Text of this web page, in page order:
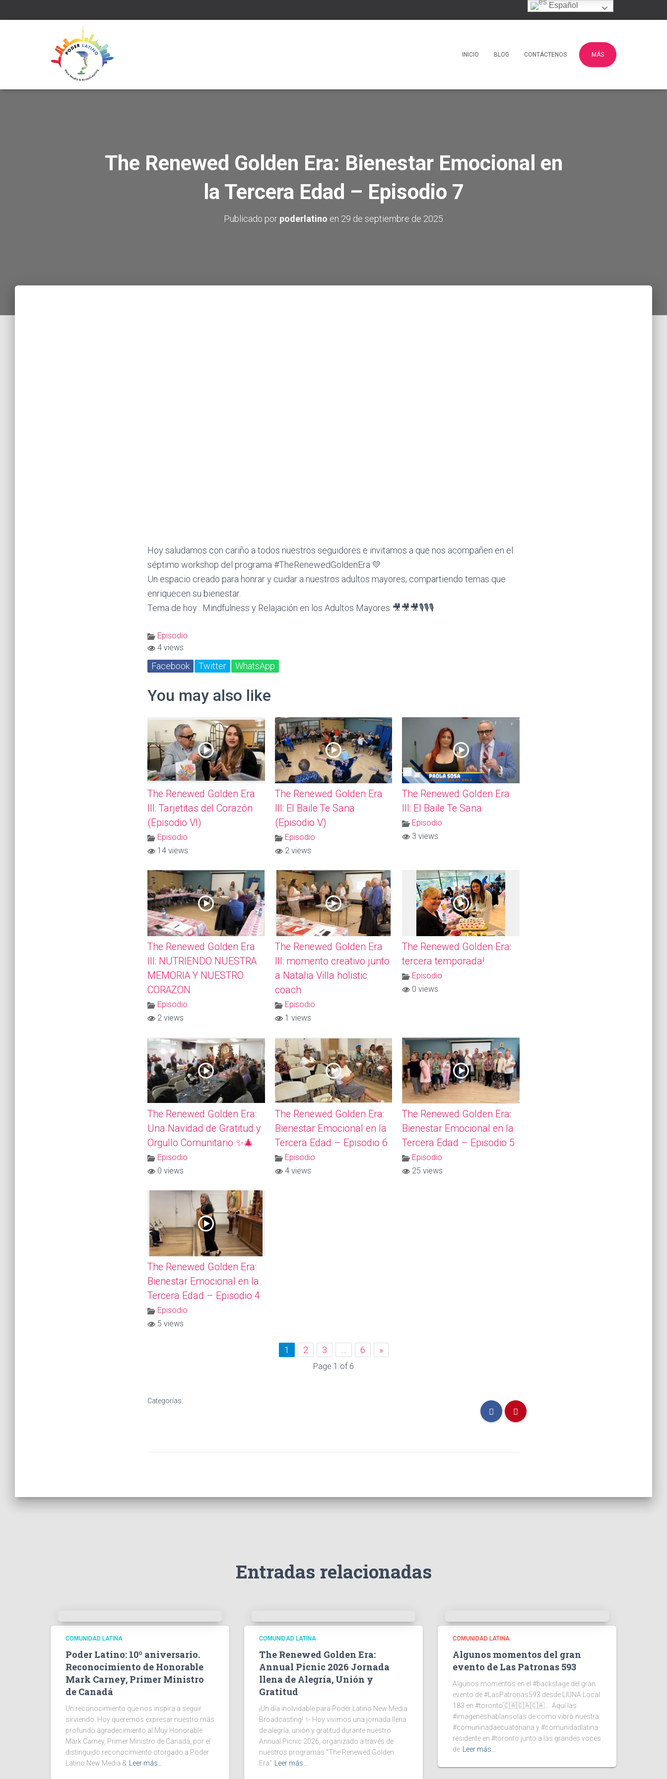
INICIO BLOG CONTÁCTENOS MÁS
The Renewed Golden Era: Bienestar Emocional en
la Tercera Edad – Episodio 7
Publicado por poderlatino en 29 de septiembre de 2025
Hoy saludamos con cariño a todos nuestros seguidores e invitamos a que nos acompañen en el
séptimo workshop del programa #TheRenewedGoldenEra 💛
Un espacio creado para honrar y cuidar a nuestros adultos mayores, compartiendo temas que
enriquecen su bienestar.
Tema de hoy : Mindfulness y Relajación en los Adultos Mayores 🎥🎥🎥🎙🎙🎙
Episodio
4 views
Facebook Twitter WhatsApp
You may also like
The Renewed Golden Era
III: Tarjetitas del Corazón
(Episodio VI)
Episodio
14 views
The Renewed Golden Era
III: El Baile Te Sana
(Episodio V)
Episodio
2 views
The Renewed Golden Era
III: El Baile Te Sana
Episodio
3 views
The Renewed Golden Era
III: NUTRIENDO NUESTRA
MEMORIA Y NUESTRO
CORAZON
Episodio
2 views
The Renewed Golden Era
III: momento creativo junto
a Natalia Villa holistic
coach
Episodio
1 views
The Renewed Golden Era:
tercera temporada!
Episodio
0 views
The Renewed Golden Era:
Una Navidad de Gratitud y
Orgullo Comunitario ✨🎄
Episodio
0 views
The Renewed Golden Era:
Bienestar Emocional en la
Tercera Edad – Episodio 6
Episodio
4 views
The Renewed Golden Era:
Bienestar Emocional en la
Tercera Edad – Episodio 5
Episodio
25 views
The Renewed Golden Era:
Bienestar Emocional en la
Tercera Edad – Episodio 4
Episodio
5 views
1 2 3 … 6 »
Page 1 of 6
Categorías:
Entradas relacionadas
COMUNIDAD LATINA
Poder Latino: 10º aniversario.
Reconocimiento de Honorable
Mark Carney, Primer Ministro
de Canadá
Un reconocimiento que nos inspira a seguir
sirviendo. Hoy queremos expresar nuestro más
profundo agradecimiento al Muy Honorable
Mark Carney, Primer Ministro de Canadá, por el
distinguido reconocimiento otorgado a Poder
Latino New Media & Leer más…
COMUNIDAD LATINA
The Renewed Golden Era:
Annual Picnic 2026 Jornada
llena de Alegría, Unión y
Gratitud
¡Un día inolvidable para Poder Latino New Media
Broadcasting! ✨ Hoy vivimos una jornada llena
de alegría, unión y gratitud durante nuestro
Annual Picnic 2026, organizado a través de
nuestros programas “The Renewed Golden
Era” Leer más…
COMUNIDAD LATINA
Algunos momentos del gran
evento de Las Patronas 593
Algunos momentos en el #backstage del gran
evento de #LasPatronas593 desde LIUNA Local
183 en #toronto🇨🇦🇨🇦🇨🇦…. Aquí las
#imageneshablansolas de como vibrò nuestra
#comuninadaecuatoriana y #comunidadlatina
residente en #toronto junto a las grandes voces
de Leer más…
Español